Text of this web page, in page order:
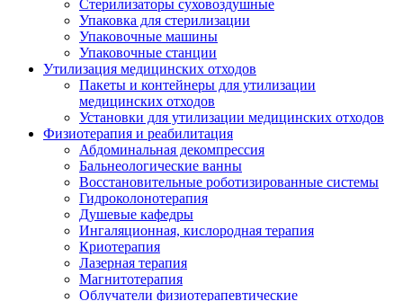
Стерилизаторы суховоздушные
Упаковка для стерилизации
Упаковочные машины
Упаковочные станции
Утилизация медицинских отходов
Пакеты и контейнеры для утилизации
медицинских отходов
Установки для утилизации медицинских отходов
Физиотерапия и реабилитация
Абдоминальная декомпрессия
Бальнеологические ванны
Восстановительные роботизированные системы
Гидроколонотерапия
Душевые кафедры
Ингаляционная, кислородная терапия
Криотерапия
Лазерная терапия
Магнитотерапия
Облучатели физиотерапевтические